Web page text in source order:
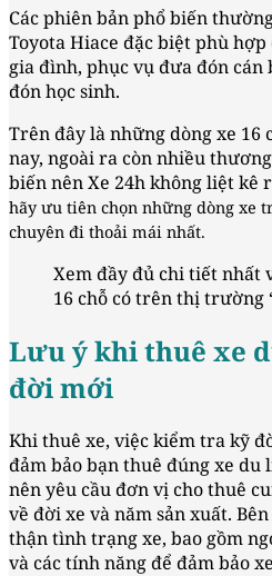
Các phiên bản phổ biến
Toyota Hiace đặc biệt phù
gia đình, phục vụ đưa đón cán
đón học sinh.
Trên đây là những dòng xe 16
nay, ngoài ra còn nhiều
biến nên Xe 24h không liệt kê
hãy ưu tiên chọn những dòng xe
chuyên đi thoải mái nhất.
Xem đầy đủ chi tiết nhất
16 chỗ có trên thị trường
Lưu ý khi thuê xe
đời mới
Khi thuê xe, việc kiểm tra kỹ
đảm bảo bạn thuê đúng xe du
nên yêu cầu đơn vị cho thuê
về đời xe và năm sản xuất.
thận tình trạng xe, bao gồm
và các tính năng để đảm bảo